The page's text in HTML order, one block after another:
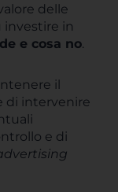
delle
investire in
e cosa no.
il
di intervenire
e di